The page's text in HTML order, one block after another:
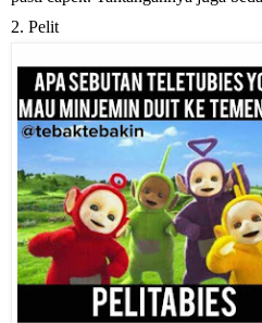
2. Pelit